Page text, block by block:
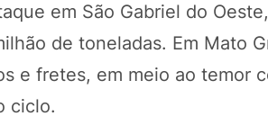
em São Gabriel do
de toneladas. Em Mato
e fretes, em meio ao temor
ciclo.